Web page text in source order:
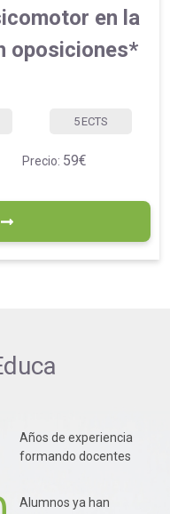
en la
oposiciones*
5 ECTS
Precio: 59€
Años de experiencia
formando docentes
Alumnos ya han